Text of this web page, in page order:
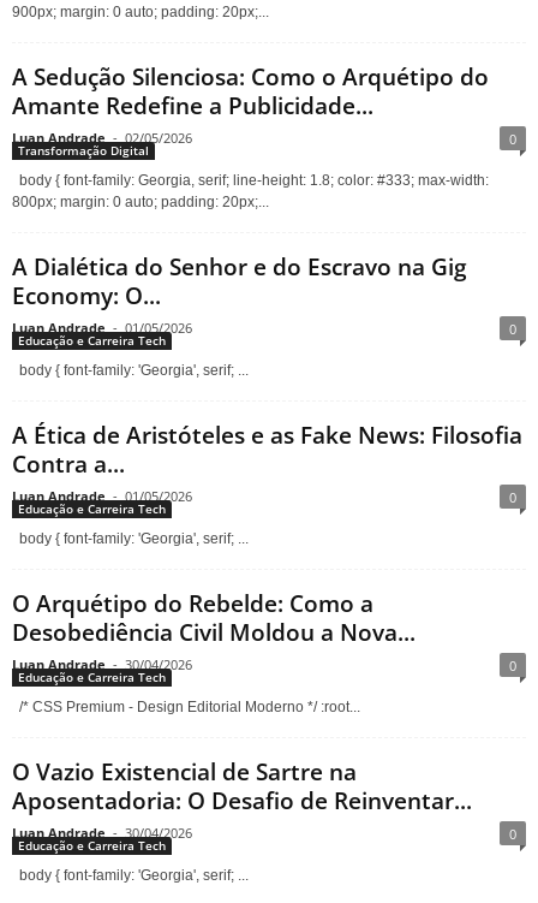
900px; margin: 0 auto; padding: 20px;...
A Sedução Silenciosa: Como o Arquétipo do
Amante Redefine a Publicidade...
Luan Andrade - 02/05/2026 0
Transformação Digital
body { font-family: Georgia, serif; line-height: 1.8; color: #333; max-width:
800px; margin: 0 auto; padding: 20px;...
A Dialética do Senhor e do Escravo na Gig
Economy: O...
Luan Andrade - 01/05/2026 0
Educação e Carreira Tech
body { font-family: 'Georgia', serif; ...
A Ética de Aristóteles e as Fake News: Filosofia
Contra a...
Luan Andrade - 01/05/2026 0
Educação e Carreira Tech
body { font-family: 'Georgia', serif; ...
O Arquétipo do Rebelde: Como a
Desobediência Civil Moldou a Nova...
Luan Andrade - 30/04/2026 0
Educação e Carreira Tech
/* CSS Premium - Design Editorial Moderno */ :root...
O Vazio Existencial de Sartre na
Aposentadoria: O Desafio de Reinventar...
Luan Andrade - 30/04/2026 0
Educação e Carreira Tech
body { font-family: 'Georgia', serif; ...